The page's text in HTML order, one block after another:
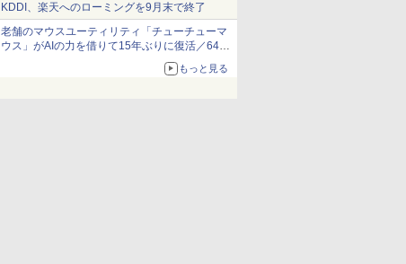
KDDI、楽天へのローミングを9月末で終了
老舗のマウスユーティリティ「チューチューマ
ウス」がAIの力を借りて15年ぶりに復活／64bit
化、Windows 10/11、「Chrome」も走り回
る。復活記念で2026年末まで500円
もっと見る